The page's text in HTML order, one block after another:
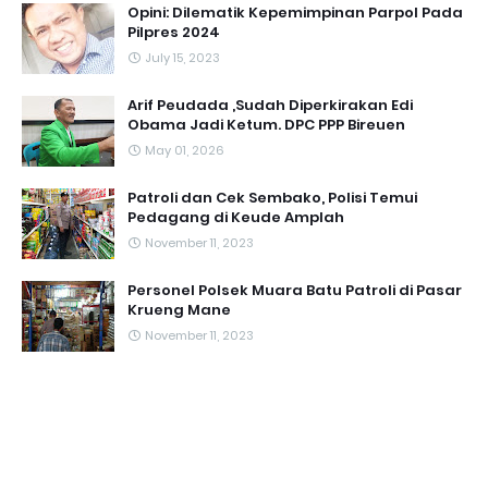
Opini: Dilematik Kepemimpinan Parpol Pada
Pilpres 2024
July 15, 2023
Arif Peudada ,Sudah Diperkirakan Edi
Obama Jadi Ketum. DPC PPP Bireuen
May 01, 2026
Patroli dan Cek Sembako, Polisi Temui
Pedagang di Keude Amplah
November 11, 2023
Personel Polsek Muara Batu Patroli di Pasar
Krueng Mane
November 11, 2023